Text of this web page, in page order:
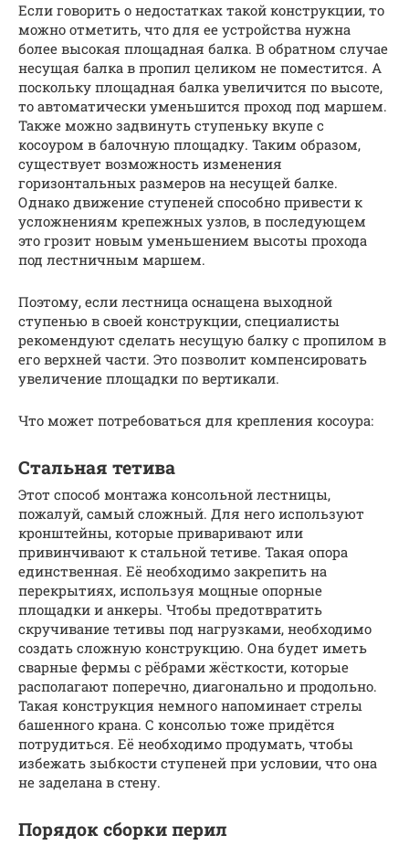
Если говорить о недостатках такой конструкции, то
можно отметить, что для ее устройства нужна
более высокая площадная балка. В обратном случае
несущая балка в пропил целиком не поместится. А
поскольку площадная балка увеличится по высоте,
то автоматически уменьшится проход под маршем.
Также можно задвинуть ступеньку вкупе с
косоуром в балочную площадку. Таким образом,
существует возможность изменения
горизонтальных размеров на несущей балке.
Однако движение ступеней способно привести к
усложнениям крепежных узлов, в последующем
это грозит новым уменьшением высоты прохода
под лестничным маршем.
Поэтому, если лестница оснащена выходной
ступенью в своей конструкции, специалисты
рекомендуют сделать несущую балку с пропилом в
его верхней части. Это позволит компенсировать
увеличение площадки по вертикали.
Что может потребоваться для крепления косоура:
Стальная тетива
Этот способ монтажа консольной лестницы,
пожалуй, самый сложный. Для него используют
кронштейны, которые приваривают или
привинчивают к стальной тетиве. Такая опора
единственная. Её необходимо закрепить на
перекрытиях, используя мощные опорные
площадки и анкеры. Чтобы предотвратить
скручивание тетивы под нагрузками, необходимо
создать сложную конструкцию. Она будет иметь
сварные фермы с рёбрами жёсткости, которые
располагают поперечно, диагонально и продольно.
Такая конструкция немного напоминает стрелы
башенного крана. С консолью тоже придётся
потрудиться. Её необходимо продумать, чтобы
избежать зыбкости ступеней при условии, что она
не заделана в стену.
Порядок сборки перил